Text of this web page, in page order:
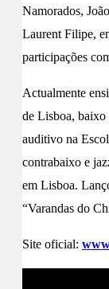
Namorados,
Laurent Filipe,
participações
Actualmente
de Lisboa,
auditivo na
contrabaixo e
em Lisboa.
“Varandas do
Site oficial: